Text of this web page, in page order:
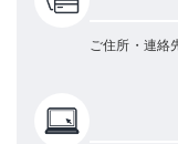
ご住所・連絡